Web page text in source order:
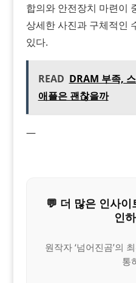
합의와 안전장치 마련이
상세한 사진과 구체적인
있다.
READ DRAM 부족,
애플은 괜찮을까
—
💬 더 많은 인사
인
원작자 ‘넘어진곰’의
통